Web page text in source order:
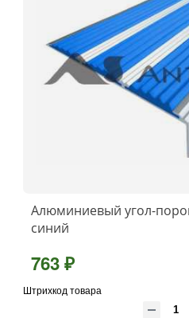
Алюминиевый угол-
синий
763 ₽
Штрихкод товара